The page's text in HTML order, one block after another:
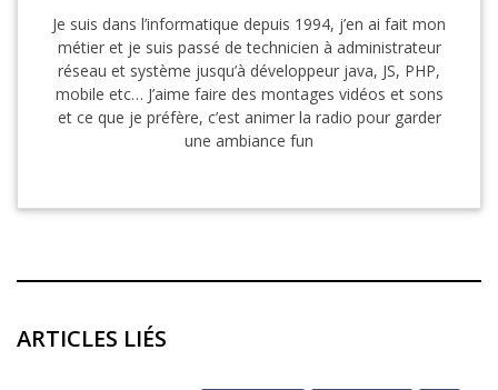
Je suis dans l’informatique depuis 1994, j’en ai fait mon
métier et je suis passé de technicien à administrateur
réseau et système jusqu’à développeur java, JS, PHP,
mobile etc… J’aime faire des montages vidéos et sons
et ce que je préfère, c’est animer la radio pour garder
une ambiance fun
ARTICLES LIÉS